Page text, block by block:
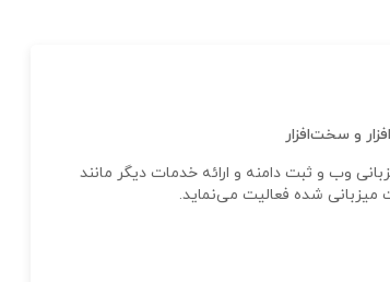
و سخت‌افزار
در ارائه خدمات میزبانی وب و ثبت دامنه و ارائه خدمات دیگر مانند